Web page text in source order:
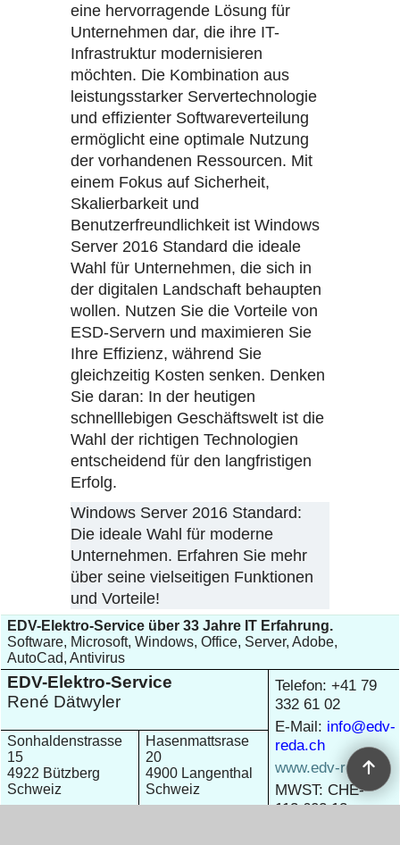
eine hervorragende Lösung für
Unternehmen dar, die ihre IT-
Infrastruktur modernisieren
möchten. Die Kombination aus
leistungsstarker Servertechnologie
und effizienter Softwareverteilung
ermöglicht eine optimale Nutzung
der vorhandenen Ressourcen. Mit
einem Fokus auf Sicherheit,
Skalierbarkeit und
Benutzerfreundlichkeit ist Windows
Server 2016 Standard die ideale
Wahl für Unternehmen, die sich in
der digitalen Landschaft behaupten
wollen. Nutzen Sie die Vorteile von
ESD-Servern und maximieren Sie
Ihre Effizienz, während Sie
gleichzeitig Kosten senken. Denken
Sie daran: In der heutigen
schnelllebigen Geschäftswelt ist die
Wahl der richtigen Technologien
entscheidend für den langfristigen
Erfolg.
Windows Server 2016 Standard:
Die ideale Wahl für moderne
Unternehmen. Erfahren Sie mehr
über seine vielseitigen Funktionen
und Vorteile!
EDV-Elektro-Service über 33 Jahre IT Erfahrung.
Software, Microsoft, Windows, Office, Server, Adobe,
AutoCad, Antivirus
EDV-Elektro-Service
René Dätwyler
Telefon: +41 79
332 61 02
E-Mail:
info@edv-
reda.ch
www.edv-reda.ch
Sonhaldenstrasse
15
4922 Bützberg
Hasenmattsrase
20
4900 Langenthal